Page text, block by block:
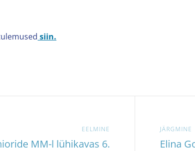
siin.
EELMINE
MM-l lühikavas 6.
JÄRGMINE
Elina